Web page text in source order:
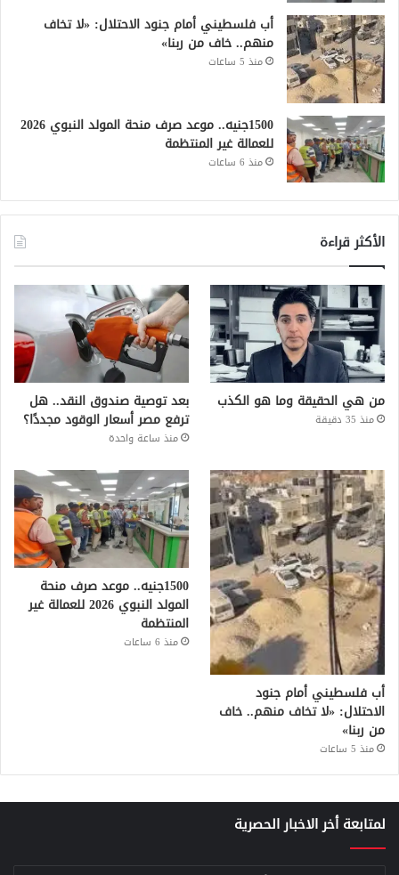
أب فلسطيني أمام جنود الاحتلال: «لا تخاف
منهم.. خاف من ربنا»
منذ 5 ساعات
1500جنيه.. موعد صرف منحة المولد النبوي 2026
للعمالة غير المنتظمة
منذ 6 ساعات
الأكثر قراءة
من هي الحقيقة وما هو الكذب
منذ 35 دقيقة
بعد توصية صندوق النقد.. هل
ترفع مصر أسعار الوقود مجددًا؟
منذ ساعة واحدة
أب فلسطيني أمام جنود
الاحتلال: «لا تخاف منهم.. خاف
من ربنا»
منذ 5 ساعات
1500جنيه.. موعد صرف منحة
المولد النبوي 2026 للعمالة غير
المنتظمة
منذ 6 ساعات
لمتابعة أخر الاخبار الحصرية